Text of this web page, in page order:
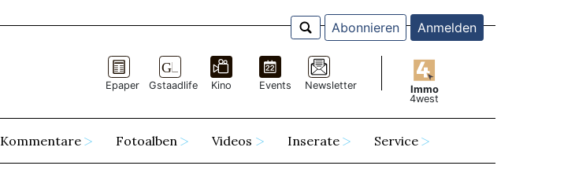
Abonnieren Anmelden
Epaper Gstaadlife Kino Events Newsletter
Immo
4west
Kommentare Fotoalben Videos Inserate Service